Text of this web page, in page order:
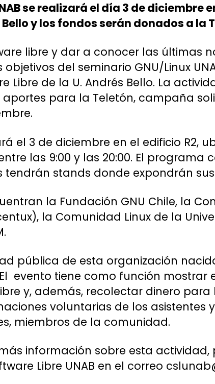
se realizará el día 3 de diciembre
y los fondos serán donados a la
libre y dar a conocer las últimas
del seminario GNU/Linux
Libre de la U. Andrés Bello. La
para la Teletón, campaña
el 3 de diciembre en el edificio R2,
las 9:00 y las 20:00. El
tendrán stands donde expondrán
la Fundación GNU Chile, la
la Comunidad Linux de la
pública de esta organización
evento tiene como función mostrar
y, además, recolectar dinero para
voluntarias de los asistentes
miembros de la comunidad.
información sobre esta
Libre UNAB en el correo